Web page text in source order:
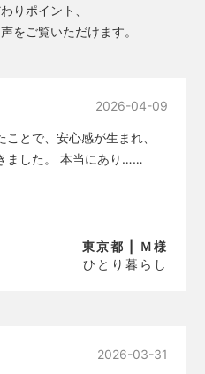
りポイント、
をご覧いただけます。
2026-04-09
とで、安心感が生まれ、
ました。 本当にあり……
東京都 | Ｍ様
ひとり暮らし
2026-03-31